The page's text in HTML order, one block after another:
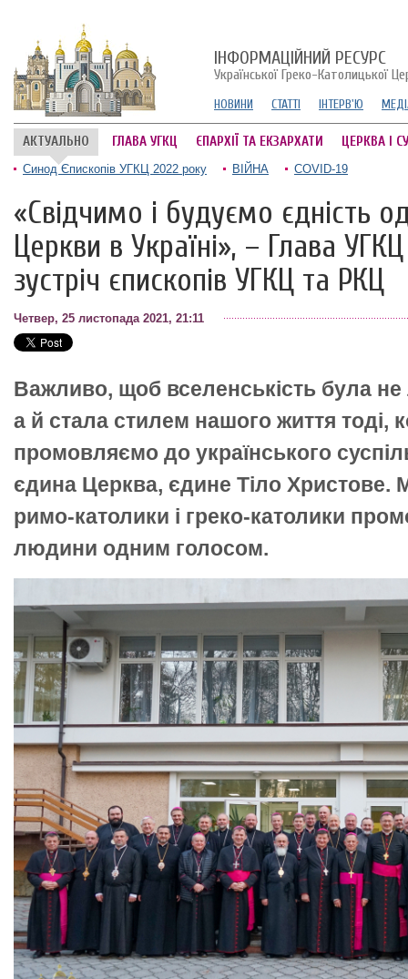
ІНФОРМАЦІЙНИЙ РЕСУРС
Української Греко-Католицької
НОВИНИ СТАТТІ ІНТЕРВ'Ю
АКТУАЛЬНО ГЛАВА УГКЦ ЄПАРХІЇ ТА ЕКЗАРХАТИ ЦЕРКВА І
Синод Єпископів УГКЦ 2022 року ВІЙНА COVID-19
«Свідчимо і будуємо єдність
Церкви в Україні», – Глава
зустріч єпископів УГКЦ та РКЦ
Четвер, 25 листопада 2021, 21:11
Важливо, щоб вселенськість була
а й стала стилем нашого життя тоді,
промовляємо до українського
єдина Церква, єдине Тіло Христове.
римо-католики і греко-католики
людини одним голосом.